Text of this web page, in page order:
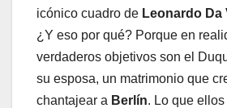
icónico cuadro de Leonardo Da
¿Y eso por qué? Porque en
verdaderos objetivos son el
su esposa, un matrimonio que
chantajear a Berlín. Lo que